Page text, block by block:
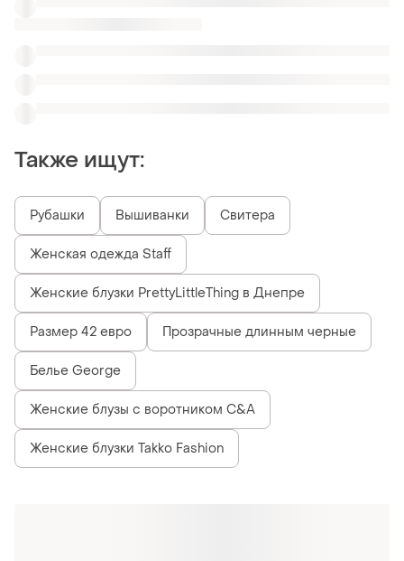
Также ищут:
Рубашки Вышиванки Свитера
Женская одежда Staff
Женские блузки PrettyLittleThing в Днепре
Размер 42 евро Прозрачные длинным черные
Белье George
Женские блузы с воротником C&A
Женские блузки Takko Fashion